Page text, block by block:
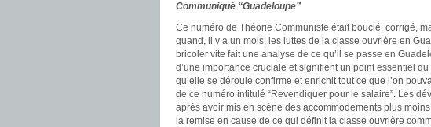
Communiqué “Guadeloupe”
Ce numéro de Théorie Communiste était bouclé, corrigé,
quand, il y a un mois, les luttes de la classe ouvrière en
bricoler vite fait une analyse de ce qu’il se passe en
d’une importance cruciale et signifient un point essentiel
qu’elle se déroule confirme et enrichit tout ce que l’on
de ce numéro intitulé “Revendiquer pour le salaire”. Les
après avoir mis en scène des accommodements plus
la remise en cause de ce qui définit la classe ouvrière